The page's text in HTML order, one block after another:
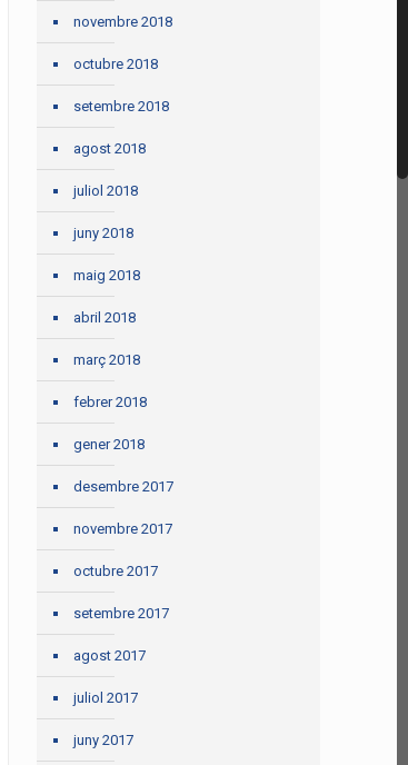
novembre 2018
octubre 2018
setembre 2018
agost 2018
juliol 2018
juny 2018
maig 2018
abril 2018
març 2018
febrer 2018
gener 2018
desembre 2017
novembre 2017
octubre 2017
setembre 2017
agost 2017
juliol 2017
juny 2017